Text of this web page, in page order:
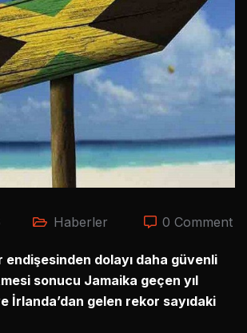
Haberler 0 Comment
dolayı daha güvenli
sonucu Jamaika geçen yıl
İrlanda’dan gelen rekor sayıdaki